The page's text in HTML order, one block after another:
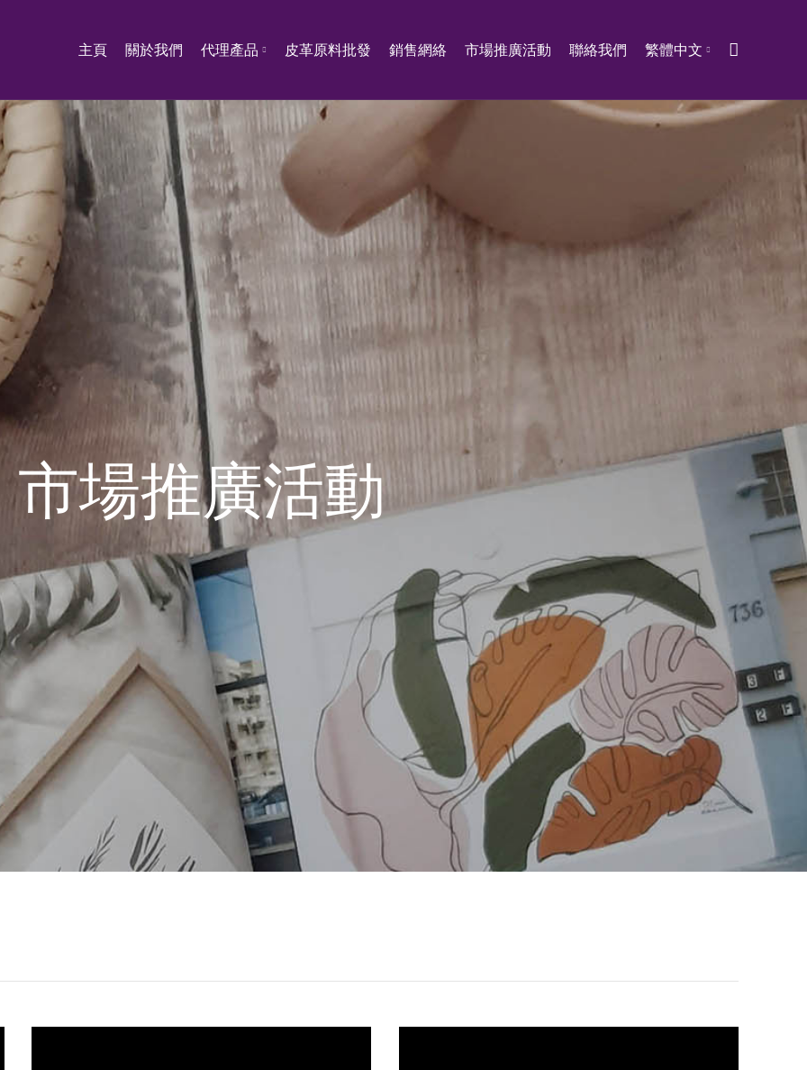
主頁 關於我們 代理產品 皮革原料批發 銷售網絡 市場推廣活動 聯絡我們 繁體中文
市場推廣活動